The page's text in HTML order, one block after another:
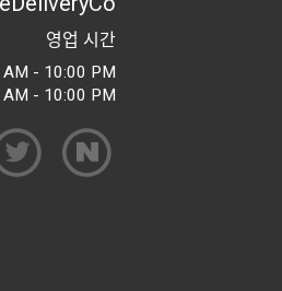
영업 시간
AM - 10:00 PM
AM - 10:00 PM